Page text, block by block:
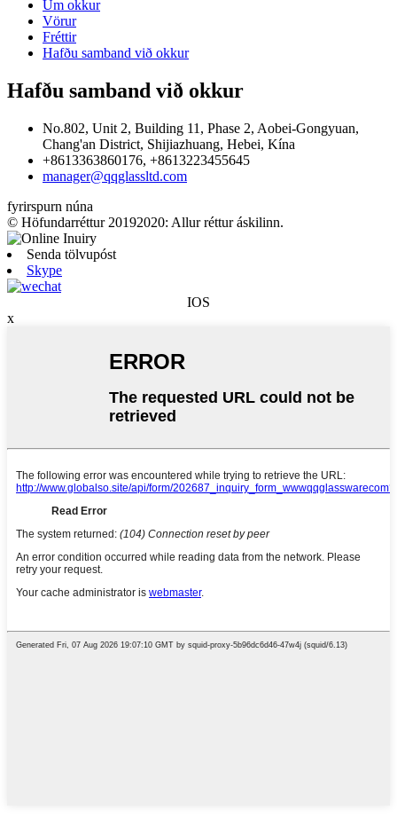
Um okkur
Vörur
Fréttir
Hafðu samband við okkur
Hafðu samband við okkur
No.802, Unit 2, Building 11, Phase 2, Aobei-Gongyuan,
Chang'an District, Shijiazhuang, Hebei, Kína
+8613363860176, +8613223455645
manager@qqglassltd.com
fyrirspurn núna
© Höfundarréttur 20192020: Allur réttur áskilinn.
Senda tölvupóst
Skype
IOS
x